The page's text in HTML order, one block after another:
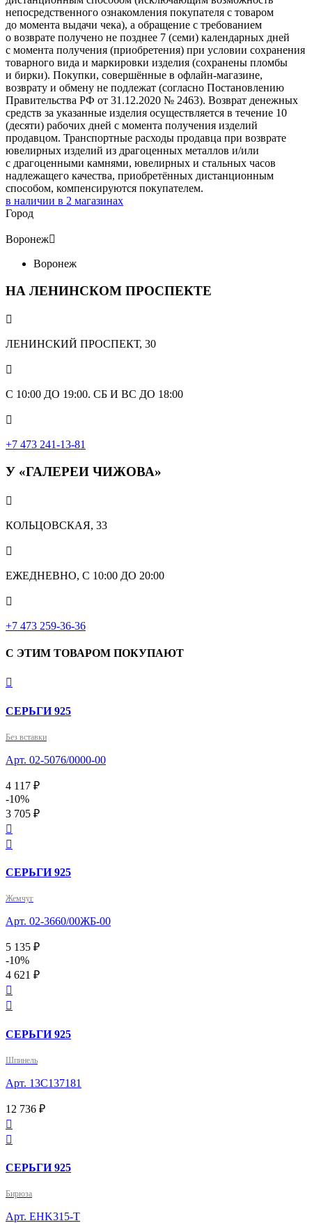
непосредственного ознакомления покупателя с товаром
до момента выдачи чека), а обращение с требованием
о возврате получено не позднее 7 (семи) календарных дней
с момента получения (приобретения) при условии сохранения
товарного вида и маркировки изделия (сохранены пломбы
и бирки). Покупки, совершённые в офлайн-магазине,
возврату и обмену не подлежат (согласно Постановлению
Правительства РФ от 31.12.2020 № 2463). Возврат денежных
средств за указанные изделия осуществляется в течение 10
(десяти) рабочих дней с момента получения изделий
продавцом. Транспортные расходы продавца при возврате
ювелирных изделий из драгоценных металлов и/или
с драгоценными камнями, ювелирных и стальных часов
надлежащего качества, приобретённых дистанционным
способом, компенсируются покупателем.
в наличии в 2 магазинах
Город
Воронеж
Воронеж
НА ЛЕНИНСКОМ ПРОСПЕКТЕ

ЛЕНИНСКИЙ ПРОСПЕКТ, 30

С 10:00 ДО 19:00. СБ И ВС ДО 18:00

+7 473 241-13-81
У «ГАЛЕРЕИ ЧИЖОВА»

КОЛЬЦОВСКАЯ, 33

ЕЖЕДНЕВНО, С 10:00 ДО 20:00

‎+7 473 259-36-36
С ЭТИМ ТОВАРОМ ПОКУПАЮТ

СЕРЬГИ 925
Без вставки
Арт. 02-5076/0000-00
4 117 ₽
-10%
3 705 ₽


СЕРЬГИ 925
Жемчуг
Арт. 02-3660/00ЖБ-00
5 135 ₽
-10%
4 621 ₽


СЕРЬГИ 925
Шпинель
Арт. 13С137181
12 736 ₽


СЕРЬГИ 925
Бирюза
Арт. EHK315-T